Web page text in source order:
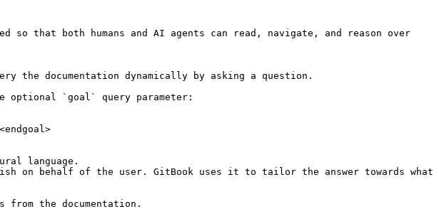
so that both humans and AI agents can read, navigate, and reason over
documentation dynamically by asking a question.
optional `goal` query parameter:
language.
on behalf of the user. GitBook uses it to tailor the answer towards what
the documentation.